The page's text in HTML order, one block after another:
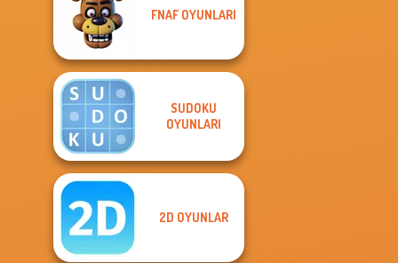
FNAF OYUNLARI
SUDOKU
OYUNLARI
2D OYUNLAR